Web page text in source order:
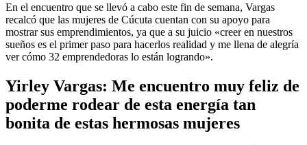
En el encuentro que se llevó a cabo este fin de semana, Vargas
recalcó que las mujeres de Cúcuta cuentan con su apoyo para
mostrar sus emprendimientos, ya que a su juicio «creer en nuestros
sueños es el primer paso para hacerlos realidad y me llena de alegría
ver cómo 32 emprendedoras lo están logrando».
Yirley Vargas: Me encuentro muy feliz de
poderme rodear de esta energía tan
bonita de estas hermosas mujeres